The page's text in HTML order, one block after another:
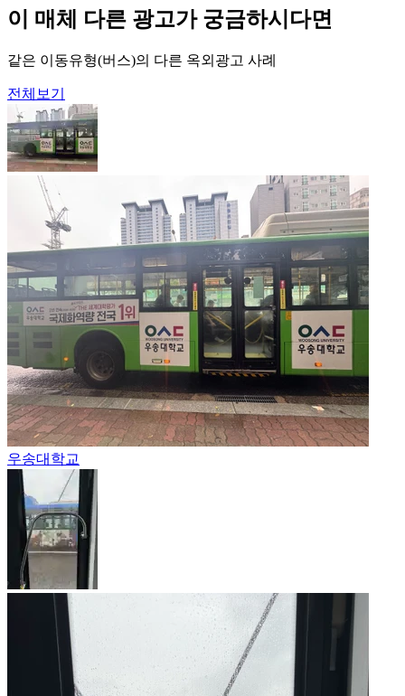
이 매체 다른 광고가 궁금하시다면
같은 이동유형(버스)의 다른 옥외광고 사례
전체보기
우송대학교